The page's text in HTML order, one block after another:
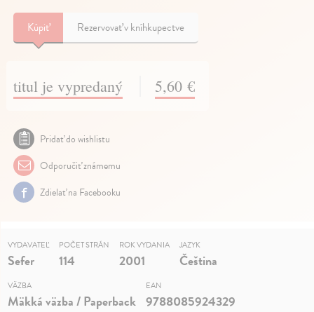
Kúpiť Rezervovať v kníhkupectve
titul je vypredaný 5,60 €
Pridať do wishlistu
Odporučiť známemu
Zdielať na Facebooku
VYDAVATEĽ
Sefer
POČET STRÁN
114
ROK VYDANIA
2001
JAZYK
Čeština
VÄZBA
Mäkká väzba / Paperback
EAN
9788085924329